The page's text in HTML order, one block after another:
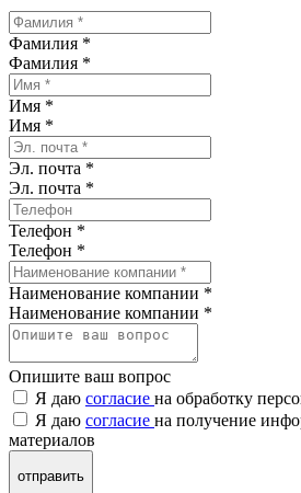
Фамилия *
Фамилия *
Имя *
Имя *
Эл. почта *
Эл. почта *
Телефон *
Телефон *
Наименование компании *
Наименование компании *
Опишите ваш вопрос
Я даю согласие на обработку
Я даю согласие на получение
материалов
отправить